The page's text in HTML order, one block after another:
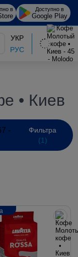
в Доступно в
Google Play
УКР
РУС
• Киев
Фильтра
(1)